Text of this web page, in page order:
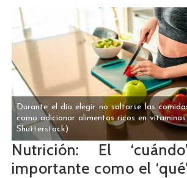
Durante el día elegir no saltarse las
como adicionar alimentos ricos en vitaminas
Shutterstock)
Nutrición: El
importante como el ‘qué’